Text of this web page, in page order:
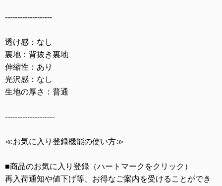
-------------------
透け感：なし
裏地：背抜き裏地
伸縮性：あり
光沢感：なし
生地の厚さ：普通
--------------------
≪お気に入り登録機能の使い方≫
■商品のお気に入り登録（ハートマークをクリック）
再入荷通知や値下げ等、お得なご案内を受けることができ